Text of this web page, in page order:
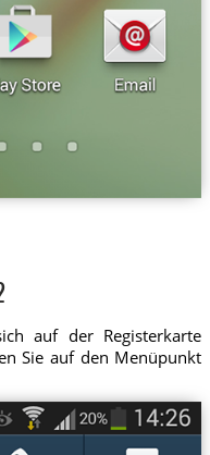
auf der Registerkarte
Sie auf den Menüpunkt